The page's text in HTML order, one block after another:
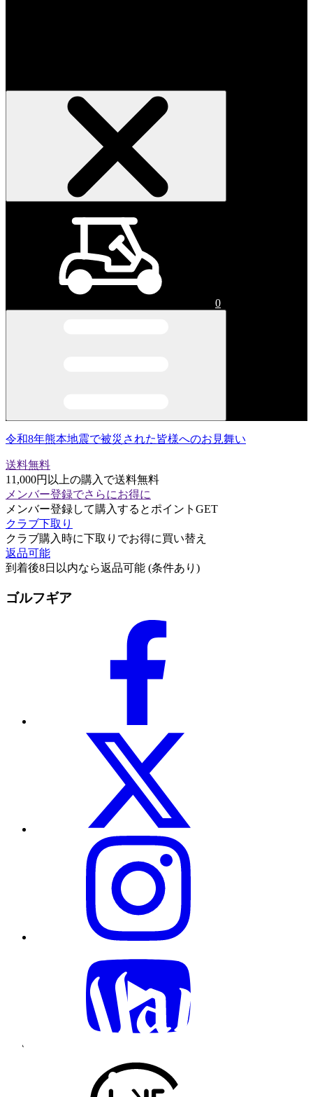
0
令和8年熊本地震で被災された皆様へのお見舞い
送料無料
11,000円以上の購入で送料無料
メンバー登録でさらにお得に
メンバー登録して購入するとポイントGET
クラブ下取り
クラブ購入時に下取りでお得に買い替え
返品可能
到着後8日以内なら返品可能 (条件あり)
ゴルフギア